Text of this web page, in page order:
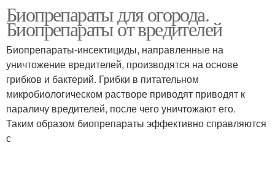
Биопрепараты для огорода.
Биопрепараты от вредителей
Биопрепараты-инсектициды, направленные на
уничтожение вредителей, производятся на основе
грибков и бактерий. Грибки в питательном
микробиологическом растворе приводят приводят к
параличу вредителей, после чего уничтожают его.
Таким образом биопрепараты эффективно справляются
с